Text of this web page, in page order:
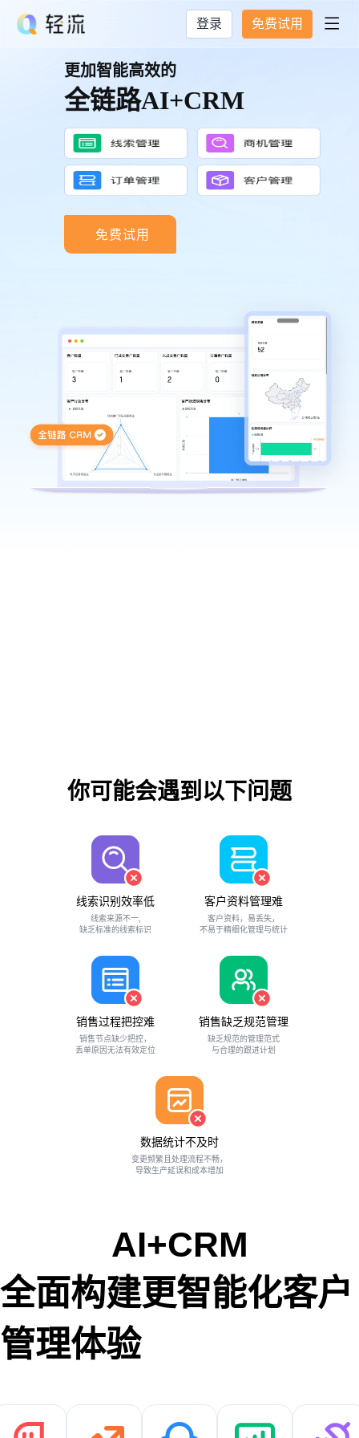
登录 免费试用 
更加智能高效的
全链路AI+CRM
免费试用
你可能会遇到以下问题
线索识别效率低
线索来源不一,
缺乏标准的线索标识
客户资料管理难
客户资料，易丢失，
不易于精细化管理与统计
销售过程把控难
销售节点缺少把控，
丢单原因无法有效定位
销售缺乏规范管理
缺乏规范的管理范式
与合理的跟进计划
数据统计不及时
变更频繁且处理流程不畅，
导致生产延误和成本增加
AI+CRM
全面构建更智能化客户
管理体验